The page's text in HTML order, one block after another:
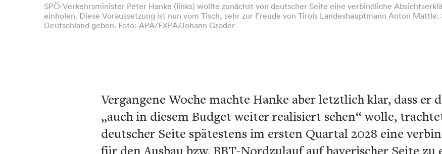
SPÖ-Verkehrsminister Peter Hanke (links) wollte zunächst von deutscher Seite eine verbindliche
einholen. Diese Voraussetzung ist nun vom Tisch, sehr zur Freude von Tirols Landeshauptmann Anton
Deutschland geben. Foto: APA/EXPA/Johann Groder
Vergangene Woche machte Hanke aber letztlich klar, dass er
„auch in diesem Budget weiter realisiert sehen“ wolle,
deutscher Seite spätestens im ersten Quartal 2028 eine
für den Ausbau bzw. BBT-Nordzulauf auf bayerischer Seite